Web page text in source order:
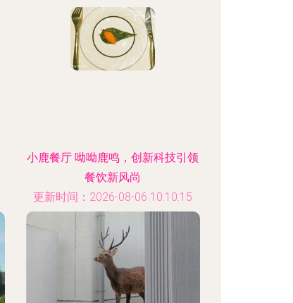
小鹿餐厅 呦呦鹿鸣，创新科技引领
餐饮新风尚
更新时间：2026-08-06 10:10:15